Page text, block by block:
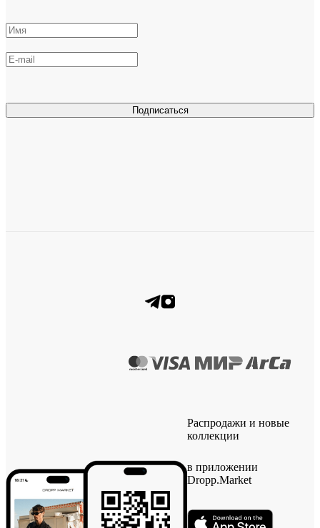
Подписаться
Распродажи и новые
коллекции
в приложении
Dropp.Market